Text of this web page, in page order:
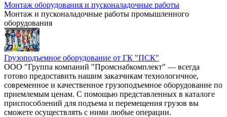
Монтаж оборудования и пусконаладочные работы
Монтаж и пусконаладочные работы промышленного
оборудования
Грузоподъемное оборудование от ГК "ПСК"
ООО "Группа компаний "Промснабкомплект" — всегда
готово предоставить нашим заказчикам технологичное,
современное и качественное грузоподъемное оборудование по
приемлемым ценам. С помощью представленных в каталоге
приспособлений для подъема и перемещения грузов вы
сможете осуществлять с ними любые операции.